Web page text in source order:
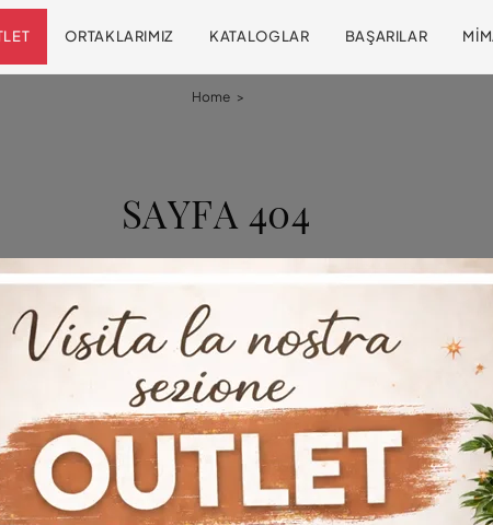
ORTAKLARIMIZ KATALOGLAR BAŞARILAR
Home >
SAYFA 404
Sayfa bulunamadı
Üzgünüz, aradığınız sayfa artık sitemizde mevcut değil.
ilgi çekici girişimi keşfetmek için gezinmeye devam
Göz atmaya devam et